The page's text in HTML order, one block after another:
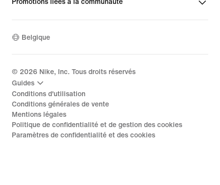
Promotions liées à la communauté
Belgique
© 2026 Nike, Inc. Tous droits réservés
Guides
Conditions d'utilisation
Conditions générales de vente
Mentions légales
Politique de confidentialité et de gestion des cookies
Paramètres de confidentialité et des cookies